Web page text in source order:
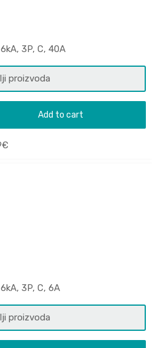
3P, C, 40A
proizvoda
Add to cart
€
3P, C, 6A
proizvoda